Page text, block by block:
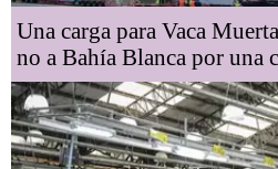
Una carga para Vaca
no a Bahía Blanca por una